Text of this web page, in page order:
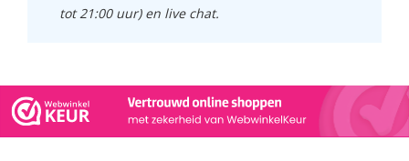
tot 21:00 uur) en live chat.